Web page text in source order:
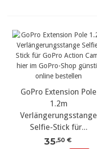
GoPro Extension Pole
1.2m
Verlängerungsstange
Selfie-Stick für...
35,50 €